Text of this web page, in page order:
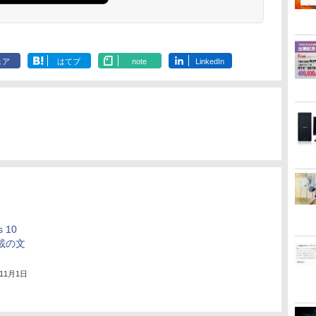
ア はてブ note LinkedIn
10
の文
月1日